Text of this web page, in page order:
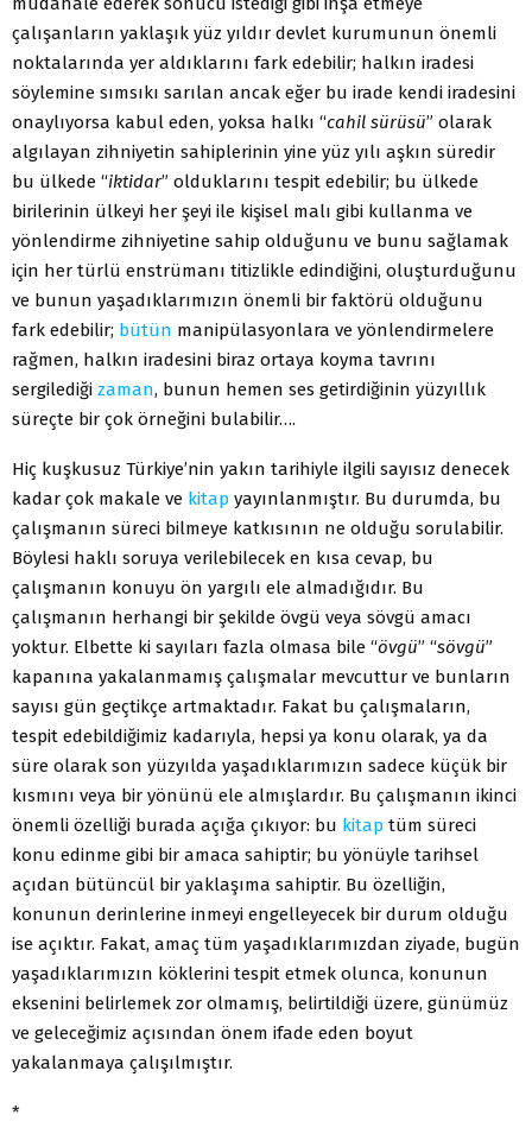
çalışanların yaklaşık yüz yıldır devlet kurumunun önemli
noktalarında yer aldıklarını fark edebilir; halkın iradesi
söylemine sımsıkı sarılan ancak eğer bu irade kendi iradesini
onaylıyorsa kabul eden, yoksa halkı “cahil sürüsü” olarak
algılayan zihniyetin sahiplerinin yine yüz yılı aşkın süredir
bu ülkede “iktidar” olduklarını tespit edebilir; bu ülkede
birilerinin ülkeyi her şeyi ile kişisel malı gibi kullanma ve
yönlendirme zihniyetine sahip olduğunu ve bunu sağlamak
için her türlü enstrümanı titizlikle edindiğini, oluşturduğunu
ve bunun yaşadıklarımızın önemli bir faktörü olduğunu
fark edebilir; bütün manipülasyonlara ve yönlendirmelere
rağmen, halkın iradesini biraz ortaya koyma tavrını
sergilediği zaman, bunun hemen ses getirdiğinin yüzyıllık
süreçte bir çok örneğini bulabilir….
Hiç kuşkusuz Türkiye’nin yakın tarihiyle ilgili sayısız denecek
kadar çok makale ve kitap yayınlanmıştır. Bu durumda, bu
çalışmanın süreci bilmeye katkısının ne olduğu sorulabilir.
Böylesi haklı soruya verilebilecek en kısa cevap, bu
çalışmanın konuyu ön yargılı ele almadığıdır. Bu
çalışmanın herhangi bir şekilde övgü veya sövgü amacı
yoktur. Elbette ki sayıları fazla olmasa bile “övgü” “sövgü”
kapanına yakalanmamış çalışmalar mevcuttur ve bunların
sayısı gün geçtikçe artmaktadır. Fakat bu çalışmaların,
tespit edebildiğimiz kadarıyla, hepsi ya konu olarak, ya da
süre olarak son yüzyılda yaşadıklarımızın sadece küçük bir
kısmını veya bir yönünü ele almışlardır. Bu çalışmanın ikinci
önemli özelliği burada açığa çıkıyor: bu kitap tüm süreci
konu edinme gibi bir amaca sahiptir; bu yönüyle tarihsel
açıdan bütüncül bir yaklaşıma sahiptir. Bu özelliğin,
konunun derinlerine inmeyi engelleyecek bir durum olduğu
ise açıktır. Fakat, amaç tüm yaşadıklarımızdan ziyade, bugün
yaşadıklarımızın köklerini tespit etmek olunca, konunun
eksenini belirlemek zor olmamış, belirtildiği üzere, günümüz
ve geleceğimiz açısından önem ifade eden boyut
yakalanmaya çalışılmıştır.
*